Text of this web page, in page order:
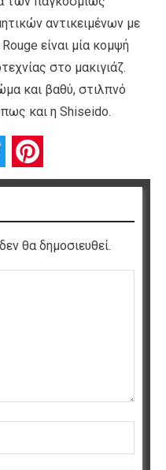
αντικειμένων με
είναι μία κομψή
στο μακιγιάζ.
και βαθύ, στιλπνό
και η Shiseido.
Twitter
θα δημοσιευθεί.